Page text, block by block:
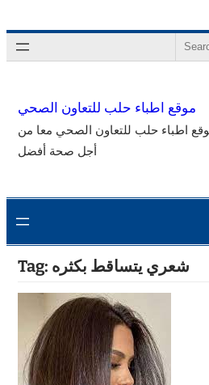
to
content
موقع اطباء حلب للتعاون الصحي
اطباء حلب للتعاون الصحي معا من
أجل صحة أفضل
Tag: شعري يتساقط بكثره